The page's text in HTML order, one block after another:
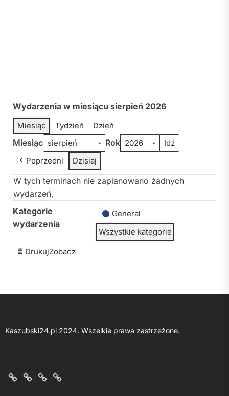
Wydarzenia w miesiącu sierpień 2026
Miesiąc Tydzień Dzień
Miesiąc Rok
Poprzedni Dzisiaj
W tych terminach nie zaplanowano żadnych
wydarzeń.
Kategorie
wydarzenia
General
Wszystkie kategorie
DrukujZobacz
Kaszubski24.pl 2024. Wszelkie prawa zastrzeżone.
O
KontaktPolitykaRegulamin